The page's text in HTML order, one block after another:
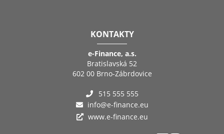
KONTAKTY
e-Finance, a.s.
Bratislavská 52
602 00 Brno-Zábrdovice
515 555 555
info@e-finance.eu
www.e-finance.eu